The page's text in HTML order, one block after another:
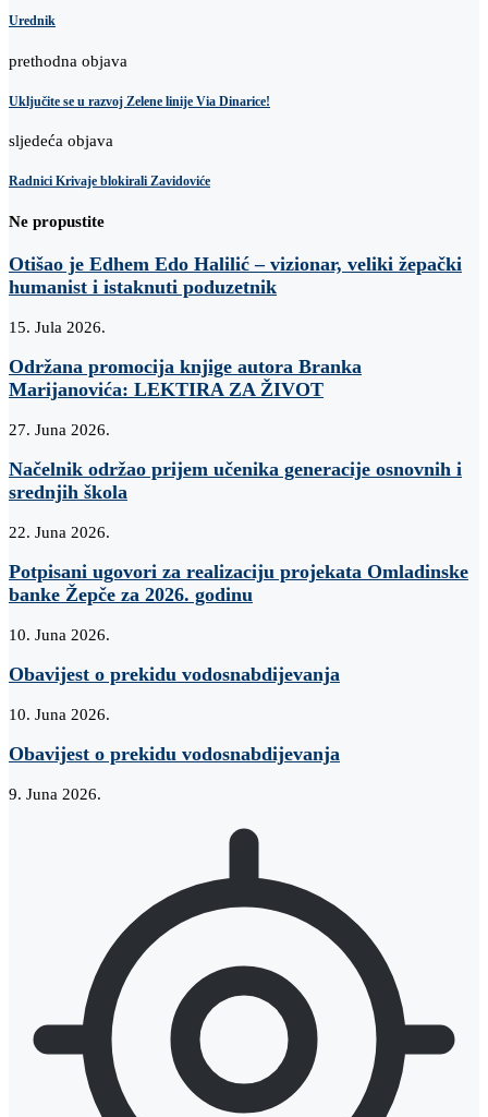
Urednik
prethodna objava
Uključite se u razvoj Zelene linije Via Dinarice!
sljedeća objava
Radnici Krivaje blokirali Zavidoviće
Ne propustite
Otišao je Edhem Edo Halilić – vizionar, veliki žepački
humanist i istaknuti poduzetnik
15. Jula 2026.
Održana promocija knjige autora Branka
Marijanovića: LEKTIRA ZA ŽIVOT
27. Juna 2026.
Načelnik održao prijem učenika generacije osnovnih i
srednjih škola
22. Juna 2026.
Potpisani ugovori za realizaciju projekata Omladinske
banke Žepče za 2026. godinu
10. Juna 2026.
Obavijest o prekidu vodosnabdijevanja
10. Juna 2026.
Obavijest o prekidu vodosnabdijevanja
9. Juna 2026.